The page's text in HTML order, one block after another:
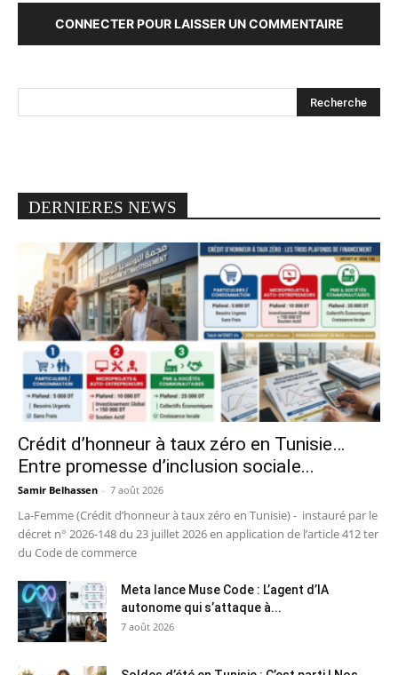
CONNECTER POUR LAISSER UN COMMENTAIRE
DERNIERES NEWS
Crédit d’honneur à taux zéro en Tunisie…
Entre promesse d’inclusion sociale...
Samir Belhassen - 7 août 2026
La-Femme (Crédit d’honneur à taux zéro en Tunisie) - instauré par le
décret n° 2026-148 du 23 juillet 2026 en application de l’article 412 ter
du Code de commerce
Meta lance Muse Code : L’agent d’IA
autonome qui s’attaque à...
7 août 2026